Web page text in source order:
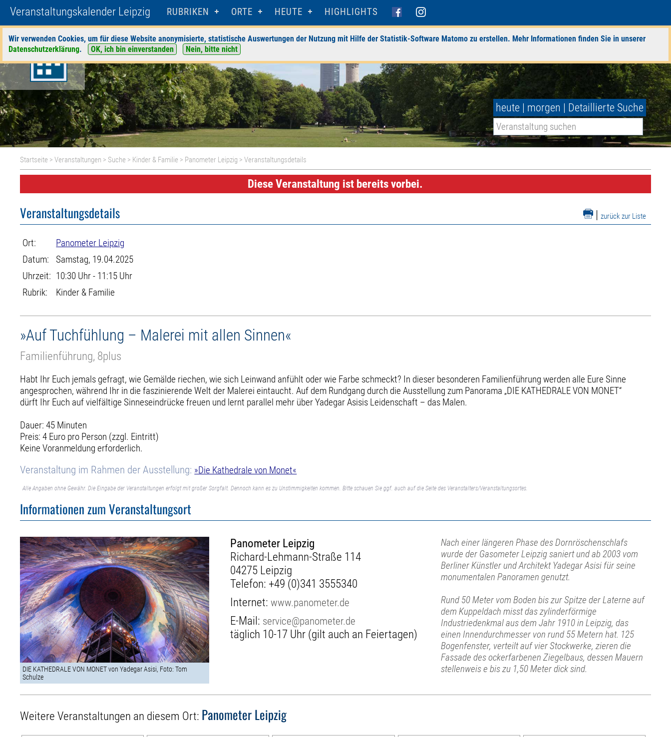
Veranstaltungskalender Leipzig RUBRIKEN ORTE HEUTE HIGHLIGHTS
Wir verwenden Cookies, um für diese Website anonymisierte, statistische Auswertungen der Nutzung mit Hilfe der Statistik-Software Matomo zu erstellen. Mehr Informationen finden Sie in unserer
Datenschutzerklärung. OK, ich bin einverstanden Nein, bitte nicht
heute | morgen | Detaillierte Suche
Startseite >Veranstaltungen > Suche > Kinder & Familie > Panometer Leipzig > Veranstaltungsdetails
Diese Veranstaltung ist bereits vorbei.
| zurück zur Liste
Veranstaltungsdetails
Ort:
Panometer Leipzig
Datum:
Samstag, 19.04.2025
Uhrzeit: 10:30 Uhr - 11:15 Uhr
Rubrik:
Kinder & Familie
»Auf Tuchfühlung – Malerei mit allen Sinnen«
Familienführung, 8plus
Habt Ihr Euch jemals gefragt, wie Gemälde riechen, wie sich Leinwand anfühlt oder wie Farbe schmeckt? In dieser besonderen Familienführung werden alle Eure Sinne
angesprochen, während Ihr in die faszinierende Welt der Malerei eintaucht. Auf dem Rundgang durch die Ausstellung zum Panorama „DIE KATHEDRALE VON MONET“
dürft Ihr Euch auf vielfältige Sinneseindrücke freuen und lernt parallel mehr über Yadegar Asisis Leidenschaft – das Malen.
Dauer: 45 Minuten
Preis: 4 Euro pro Person (zzgl. Eintritt)
Keine Voranmeldung erforderlich.
Veranstaltung im Rahmen der Ausstellung: »Die Kathedrale von Monet«
Alle Angaben ohne Gewähr. Die Eingabe der Veranstaltungen erfolgt mit großer Sorgfalt. Dennoch kann es zu Unstimmigkeiten kommen. Bitte schauen Sie ggf. auch auf die Seite des Veranstalters/Veranstaltungsortes.
Informationen zum Veranstaltungsort
DIE KATHEDRALE VON MONET von Yadegar Asisi, Foto: Tom
Schulze
Panometer Leipzig
Richard-Lehmann-Straße 114
04275 Leipzig
Telefon: +49 (0)341 3555340
Internet:www.panometer.de
E-Mail: service@panometer.de
täglich 10-17 Uhr (gilt auch an Feiertagen)
Nach einer längeren Phase des Dornröschenschlafs
wurde der Gasometer Leipzig saniert und ab 2003 vom
Berliner Künstler und Architekt Yadegar Asisi für seine
monumentalen Panoramen genutzt.
Rund 50 Meter vom Boden bis zur Spitze der Laterne auf
dem Kuppeldach misst das zylinderförmige
Industriedenkmal aus dem Jahr 1910 in Leipzig, das
einen Innendurchmesser von rund 55 Metern hat. 125
Bogenfenster, verteilt auf vier Stockwerke, zieren die
Fassade des ockerfarbenen Ziegelbaus, dessen Mauern
stellenweis e bis zu 1,50 Meter dick sind.
Weitere Veranstaltungen an diesem Ort: Panometer Leipzig